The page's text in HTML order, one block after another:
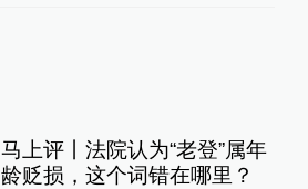
马上评丨法院认为“老登”属年
龄贬损，这个词错在哪里？